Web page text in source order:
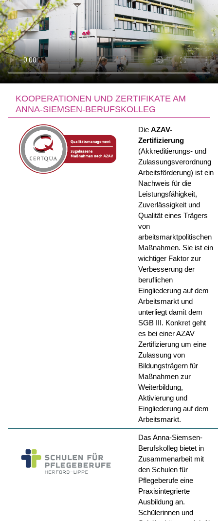
KOOPERATIONEN UND ZERTIFIKATE AM
ANNA-SIEMSEN-BERUFSKOLLEG
Die AZAV-
Zertifizierung
(Akkreditierungs- und
Zulassungsverordnung
Arbeitsförderung) ist ein
Nachweis für die
Leistungsfähigkeit,
Zuverlässigkeit und
Qualität eines Trägers
von
arbeitsmarktpolitischen
Maßnahmen. Sie ist ein
wichtiger Faktor zur
Verbesserung der
beruflichen
Eingliederung auf dem
Arbeitsmarkt und
unterliegt damit dem
SGB III. Konkret geht
es bei einer AZAV
Zertifizierung um eine
Zulassung von
Bildungsträgern für
Maßnahmen zur
Weiterbildung,
Aktivierung und
Eingliederung auf dem
Arbeitsmarkt.
Das Anna-Siemsen-
Berufskolleg bietet in
Zusammenarbeit mit
den Schulen für
Pflegeberufe eine
Praxisintegrierte
Ausbildung an.
Schülerinnen und